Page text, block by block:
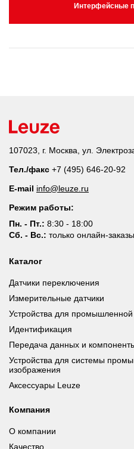
Интерфейсные
107023, г. Москва, ул.
Тел./факс +7 (495) 646-20-92
E-mail info@leuze.ru
Режим работы:
Пн. - Пт.: 8:30 - 18:00
Сб. - Вс.: только онлайн-заказы
Каталог
Датчики переключения
Измерительные датчики
Устройства для промышленной
Идентификация
Передача данных и
Устройства для системы
изображения
Аксессуары Leuze
Компания
О компании
Качество